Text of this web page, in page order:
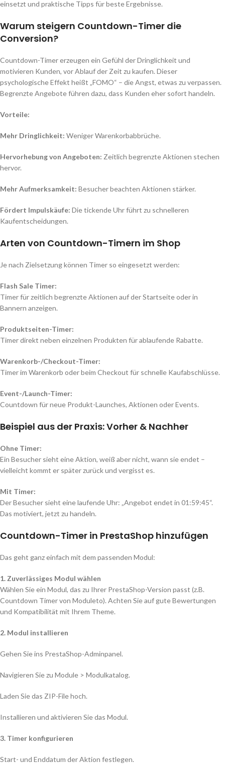
einsetzt und praktische Tipps für beste Ergebnisse.
Warum steigern Countdown-Timer die
Conversion?
Countdown-Timer erzeugen ein Gefühl der Dringlichkeit und
motivieren Kunden, vor Ablauf der Zeit zu kaufen. Dieser
psychologische Effekt heißt „FOMO“ – die Angst, etwas zu verpassen.
Begrenzte Angebote führen dazu, dass Kunden eher sofort handeln.
Vorteile:
Mehr Dringlichkeit: Weniger Warenkorbabbrüche.
Hervorhebung von Angeboten: Zeitlich begrenzte Aktionen stechen
hervor.
Mehr Aufmerksamkeit: Besucher beachten Aktionen stärker.
Fördert Impulskäufe: Die tickende Uhr führt zu schnelleren
Kaufentscheidungen.
Arten von Countdown-Timern im Shop
Je nach Zielsetzung können Timer so eingesetzt werden:
Flash Sale Timer:
Timer für zeitlich begrenzte Aktionen auf der Startseite oder in
Bannern anzeigen.
Produktseiten-Timer:
Timer direkt neben einzelnen Produkten für ablaufende Rabatte.
Warenkorb-/Checkout-Timer:
Timer im Warenkorb oder beim Checkout für schnelle Kaufabschlüsse.
Event-/Launch-Timer:
Countdown für neue Produkt-Launches, Aktionen oder Events.
Beispiel aus der Praxis: Vorher & Nachher
Ohne Timer:
Ein Besucher sieht eine Aktion, weiß aber nicht, wann sie endet –
vielleicht kommt er später zurück und vergisst es.
Mit Timer:
Der Besucher sieht eine laufende Uhr: „Angebot endet in 01:59:45“.
Das motiviert, jetzt zu handeln.
Countdown-Timer in PrestaShop hinzufügen
Das geht ganz einfach mit dem passenden Modul:
1. Zuverlässiges Modul wählen
Wählen Sie ein Modul, das zu Ihrer PrestaShop-Version passt (z.B.
Countdown Timer von Moduleto). Achten Sie auf gute Bewertungen
und Kompatibilität mit Ihrem Theme.
2. Modul installieren
Gehen Sie ins PrestaShop-Adminpanel.
Navigieren Sie zu Module > Modulkatalog.
Laden Sie das ZIP-File hoch.
Installieren und aktivieren Sie das Modul.
3. Timer konfigurieren
Start- und Enddatum der Aktion festlegen.